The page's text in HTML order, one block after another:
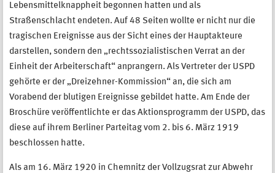
Lebensmittelknappheit begonnen hatten und als
Straßenschlacht endeten. Auf 48 Seiten wollte er nicht nur die
tragischen Ereignisse aus der Sicht eines der Hauptakteure
darstellen, sondern den „rechtssozialistischen Verrat an der
Einheit der Arbeiterschaft“ anprangern. Als Vertreter der USPD
gehörte er der „Dreizehner-Kommission“ an, die sich am
Vorabend der blutigen Ereignisse gebildet hatte. Am Ende der
Broschüre veröffentlichte er das Aktionsprogramm der USPD, das
diese auf ihrem Berliner Parteitag vom 2. bis 6. März 1919
beschlossen hatte.
Als am 16. März 1920 in Chemnitz der Vollzugsrat zur Abwehr